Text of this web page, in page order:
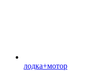
лодка+мотор